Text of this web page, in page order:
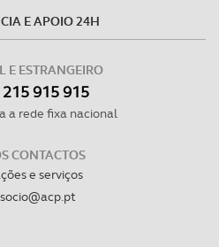
E APOIO 24H
E ESTRANGEIRO
215 915 915
a rede fixa nacional
CONTACTOS
e serviços